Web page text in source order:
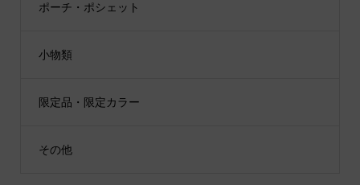
ポーチ・ポシェット
小物類
限定品・限定カラー
その他